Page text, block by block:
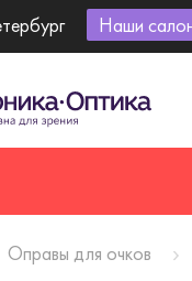
Наши
Оправы для очков